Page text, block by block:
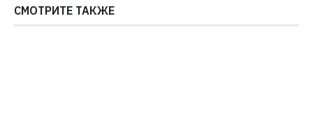
СМОТРИТЕ ТАКЖЕ